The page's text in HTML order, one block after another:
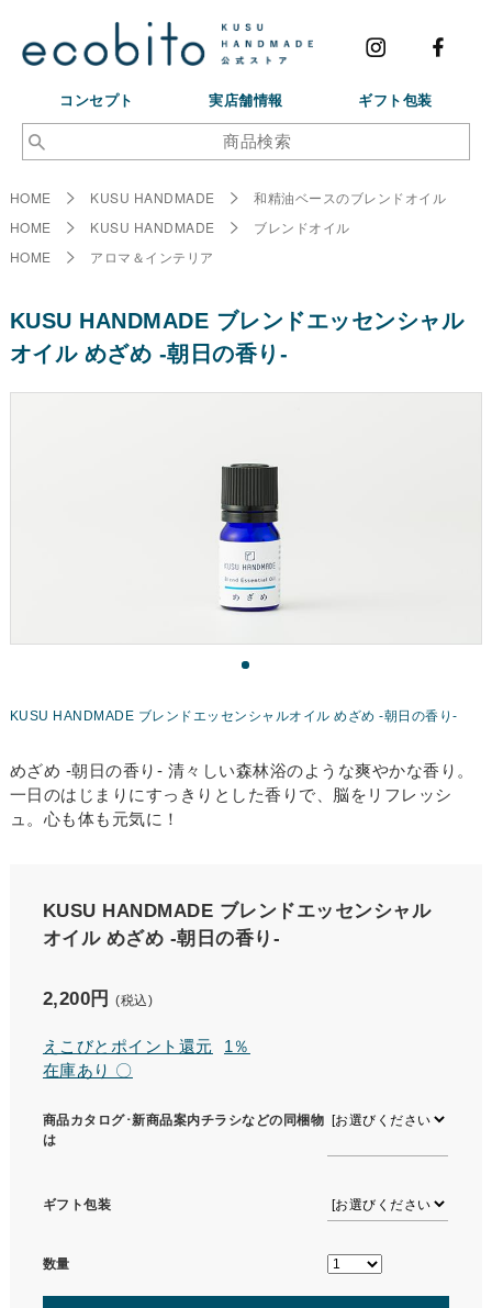
コンセプト 実店舗情報 ギフト包装
HOME KUSU HANDMADE
和精油ベースのブレンドオイル
HOME
KUSU HANDMADE
ブレンドオイル
HOME
アロマ＆インテリア
KUSU HANDMADE ブレンドエッセンシャル
オイル めざめ -朝日の香り-
KUSU HANDMADE ブレンドエッセンシャルオイル めざめ -朝日の香り-
めざめ -朝日の香り- 清々しい森林浴のような爽やかな香り。
一日のはじまりにすっきりとした香りで、脳をリフレッシ
ュ。心も体も元気に！
KUSU HANDMADE ブレンドエッセンシャル
オイル めざめ -朝日の香り-
2,200円 (税込)
えこびとポイント還元
1％
在庫あり 〇
商品カタログ･新商品案内チラシなどの同梱物
は
ギフト包装
数量